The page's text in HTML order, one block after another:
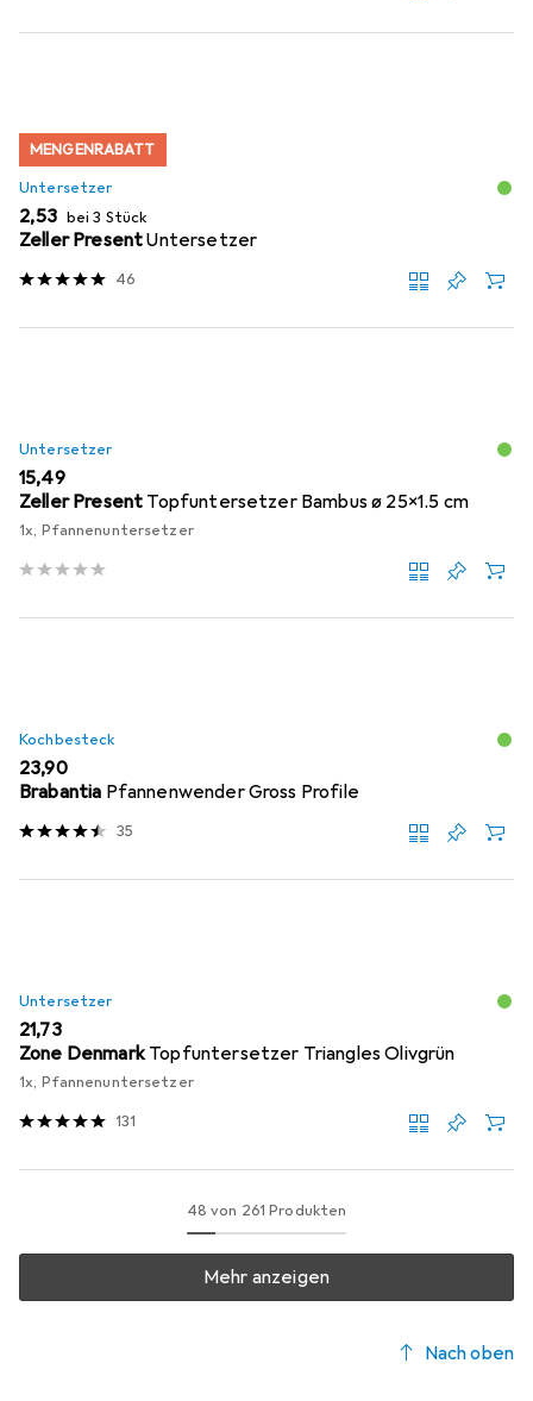
MENGENRABATT
Untersetzer
EUR
2,53 bei 3 Stück
Zeller PresentUntersetzer
46
Untersetzer
EUR
15,49
Zeller Present Topfuntersetzer Bambus ø 25x1.5 cm
1x, Pfannenuntersetzer
Kochbesteck
EUR
23,90
Brabantia Pfannenwender Gross Profile
35
Untersetzer
EUR
21,73
Zone Denmark Topfuntersetzer Triangles Olivgrün
1x, Pfannenuntersetzer
131
48 von 261 Produkten
Mehr anzeigen
Nach oben